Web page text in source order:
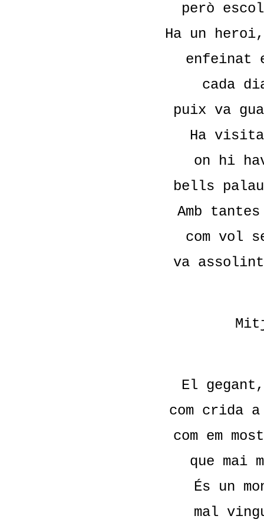
però
Ha un
enfeinat
cada
puix va
Ha
on hi
bells
Amb
com vol
va
El
com crida
com em
que mai
És un
mal